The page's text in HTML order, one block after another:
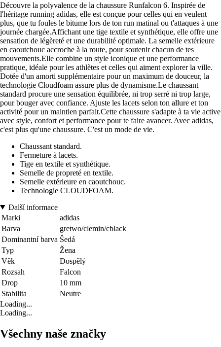
Découvre la polyvalence de la chaussure Runfalcon 6. Inspirée de
l'héritage running adidas, elle est conçue pour celles qui en veulent
plus, que tu foules le bitume lors de ton run matinal ou t'attaques à une
journée chargée.Affichant une tige textile et synthétique, elle offre une
sensation de légèreté et une durabilité optimale. La semelle extérieure
en caoutchouc accroche à la route, pour soutenir chacun de tes
mouvements.Elle combine un style iconique et une performance
pratique, idéale pour les athlètes et celles qui aiment explorer la ville.
Dotée d'un amorti supplémentaire pour un maximum de douceur, la
technologie Cloudfoam assure plus de dynamisme.Le chaussant
standard procure une sensation équilibrée, ni trop serré ni trop large,
pour bouger avec confiance. Ajuste les lacets selon ton allure et ton
activité pour un maintien parfait.Cette chaussure s'adapte à ta vie active
avec style, confort et performance pour te faire avancer. Avec adidas,
c'est plus qu'une chaussure. C'est un mode de vie.
Chaussant standard.
Fermeture à lacets.
Tige en textile et synthétique.
Semelle de propreté en textile.
Semelle extérieure en caoutchouc.
Technologie CLOUDFOAM.
Další informace
Marki
adidas
Barva
gretwo/clemin/cblack
Dominantní barva Šedá
Typ
Žena
Věk
Dospělý
Rozsah
Falcon
Drop
10 mm
Stabilita
Neutre
Loading...
Loading...
Všechny naše značky